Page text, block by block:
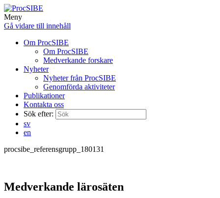
Meny
Gå vidare till innehåll
Om ProcSIBE
Om ProcSIBE
Medverkande forskare
Nyheter
Nyheter från ProcSIBE
Genomförda aktiviteter
Publikationer
Kontakta oss
Sök efter:
sv
en
procsibe_referensgrupp_180131
Medverkande lärosäten